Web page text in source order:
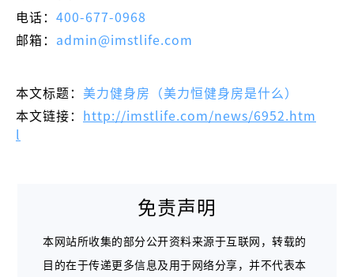
电话： 400-677-0968
邮箱： admin@imstlife.com
本文标题： 美力健身房（美力恒健身房是什么）
本文链接：
http://imstlife.com/news/6952.htm
免责声明
本网站所收集的部分公开资料来源于互联网，转载的
目的在于传递更多信息及用于网络分享，并不代表本